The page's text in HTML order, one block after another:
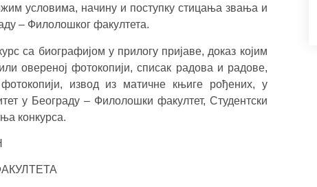
условима, начину и поступку стицања звања и
– Филолошког факултета.
са биографијом у прилогу пријаве, доказ којим
овереној фотокопији, списак радова и радове,
извод из матичне књиге рођених, у
у Београду – Филолошки факултет, Студентски
конкурса.